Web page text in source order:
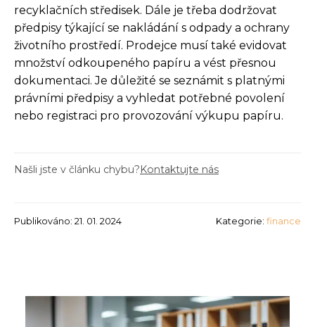
recyklačních středisek. Dále je třeba dodržovat
předpisy týkající se nakládání s odpady a ochrany
životního prostředí. Prodejce musí také evidovat
množství odkoupeného papíru a vést přesnou
dokumentaci. Je důležité se seznámit s platnými
právními předpisy a vyhledat potřebné povolení
nebo registraci pro provozování výkupu papíru.
Našli jste v článku chybu?Kontaktujte nás
Publikováno: 21. 01. 2024 Kategorie: finance